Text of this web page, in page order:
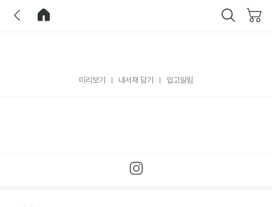
미리보기 내서재 담기 입고알림